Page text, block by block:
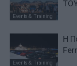
Events & Training
Events & Training
Η